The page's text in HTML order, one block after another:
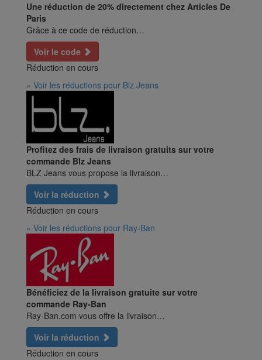
Une réduction de 20% directement chez Articles De
Paris
Grâce à ce code de réduction…
Voir le code
Réduction en cours
» Voir les réductions pour Blz Jeans
Profitez des frais de livraison gratuits sur votre
commande Blz Jeans
BLZ Jeans vous propose la livraison…
Voir la réduction
Réduction en cours
» Voir les réductions pour Ray-Ban
Bénéficiez de la livraison gratuite sur votre
commande Ray-Ban
Ray-Ban.com vous offre la livraison…
Voir la réduction
Réduction en cours